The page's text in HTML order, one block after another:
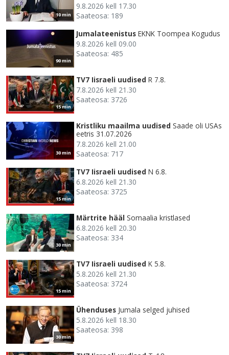
10 min
9.8.2026 kell 17.30
Saateosa: 189
90 min
Jumalateenistus EKNK Toompea Kogudus
9.8.2026 kell 09.00
Saateosa: 485
15 min
TV7 Iisraeli uudised R 7.8.
7.8.2026 kell 21.30
Saateosa: 3726
30 min
Kristliku maailma uudised Saade oli USAs
eetris 31.07.2026
7.8.2026 kell 21.00
Saateosa: 717
15 min
TV7 Iisraeli uudised N 6.8.
6.8.2026 kell 21.30
Saateosa: 3725
30 min
Märtrite hääl Somaalia kristlased
6.8.2026 kell 20.30
Saateosa: 334
15 min
TV7 Iisraeli uudised K 5.8.
5.8.2026 kell 21.30
Saateosa: 3724
30 min
Ühenduses Jumala selged juhised
5.8.2026 kell 18.30
Saateosa: 398